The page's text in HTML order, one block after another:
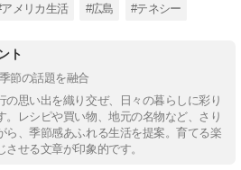
メリカ生活 #広島 #テネシー
ト
節の話題を融合
の思い出を織り交ぜ、日々の暮らしに彩り
。レシピや買い物、地元の名物など、さり
ら、季節感あふれる生活を提案。育てる楽
せる文章が印象的です。